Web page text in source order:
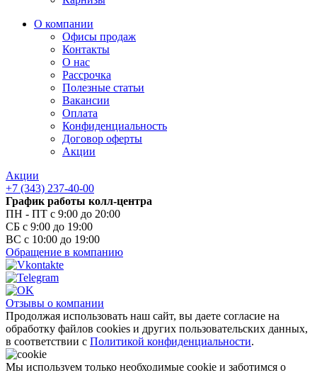
О компании
Офисы продаж
Контакты
О нас
Рассрочка
Полезные статьи
Вакансии
Оплата
Конфиденциальность
Договор оферты
Акции
+7 (343) 237-40-00
График работы колл-центра
ПН - ПТ с 9:00 до 20:00
СБ с 9:00 до 19:00
ВС с 10:00 до 19:00
Обращение в компанию
Отзывы о компании
Продолжая использовать наш сайт, вы даете согласие на
обработку файлов cookies и других пользовательских данных,
в соответствии сПолитикой конфиденциальности.
Мы используем только необходимые cookie и заботимся о
вашей конфиденциальности.